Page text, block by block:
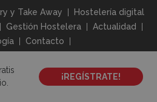
y Take Away
Hostelería digital
Gestión Hostelera
Actualidad
Contacto
Privacidad Política de Cookies
¡REGÍSTRATE!